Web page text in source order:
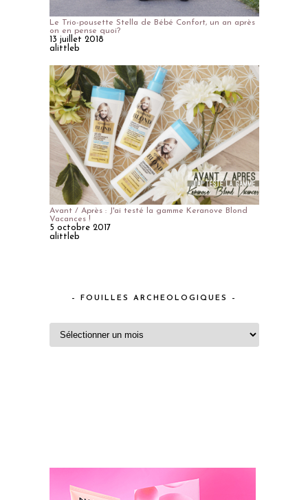
Le Trio-pousette Stella de Bébé Confort, un an après
on en pense quoi?
13 juillet 2018
alittleb
Avant / Après : J'ai testé la gamme Keranove Blond
Vacances !
5 octobre 2017
alittleb
– FOUILLES ARCHEOLOGIQUES –